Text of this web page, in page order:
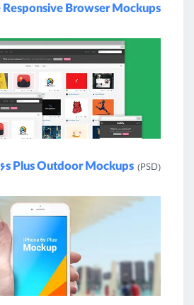
Responsive Browser Mockups
Plus Outdoor Mockups (PSD)